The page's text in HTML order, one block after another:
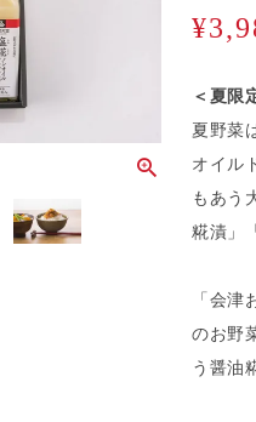
¥
＜夏限
夏野菜
オイル
もあう
糀漬」
「会
のお野
う醤油